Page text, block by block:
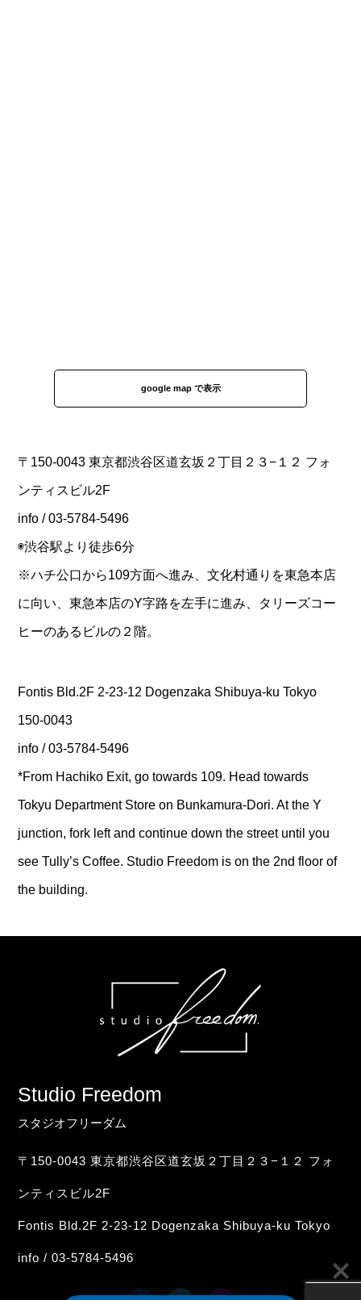
google map で表示
〒150-0043 東京都渋谷区道玄坂２丁目２３−１２ フォ
ンティスビル2F
info / 03-5784-5496
◉渋谷駅より徒歩6分
※ハチ公口から109方面へ進み、文化村通りを東急本店
に向い、東急本店のY字路を左手に進み、タリーズコー
ヒーのあるビルの２階。
Fontis Bld.2F 2-23-12 Dogenzaka Shibuya-ku Tokyo
150-0043
info / 03-5784-5496
*From Hachiko Exit, go towards 109. Head towards
Tokyu Department Store on Bunkamura-Dori. At the Y
junction, fork left and continue down the street until you
see Tully’s Coffee. Studio Freedom is on the 2nd floor of
the building.
Studio Freedom
スタジオフリーダム
〒150-0043 東京都渋谷区道玄坂２丁目２３−１２ フォ
ンティスビル2F
Fontis Bld.2F 2-23-12 Dogenzaka Shibuya-ku Tokyo
info / 03-5784-5496